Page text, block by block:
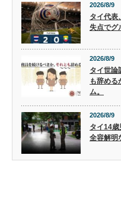
2026/8/9
タイ代
失点でグ
2026/8/9
タイ世論
も辞める
ム。
2026/8/9
タイ14
全容解明